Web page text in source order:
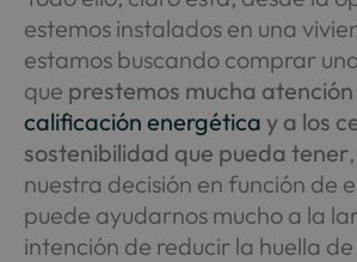
estemos instalados en una
estamos buscando comprar
que prestemos mucha atención
calificación energética y a los
sostenibilidad que pueda tener
nuestra decisión en función de
puede ayudarnos mucho a la
intención de reducir la huella